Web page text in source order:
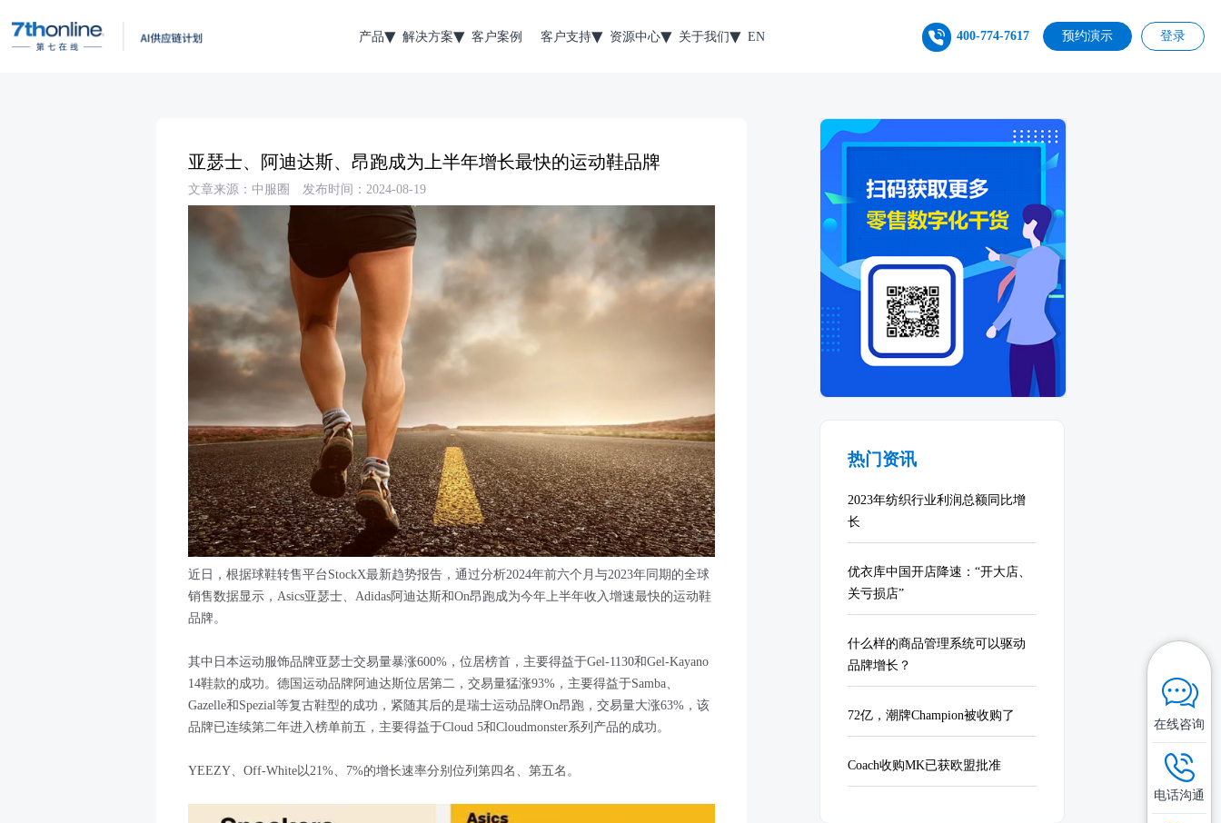
产品 解决方案 客户案例 客户支持 资源中心 关于我们 EN 400-774-7617 预约演示 登录
亚瑟士、阿迪达斯、昂跑成为上半年增长最快的运动鞋品牌
文章来源：中服圈 发布时间：2024-08-19
近日，根据球鞋转售平台StockX最新趋势报告，通过分析2024年前六个月与2023年同期的全球
销售数据显示，Asics亚瑟士、Adidas阿迪达斯和On昂跑成为今年上半年收入增速最快的运动鞋
品牌。
其中日本运动服饰品牌亚瑟士交易量暴涨600%，位居榜首，主要得益于Gel-1130和Gel-Kayano
14鞋款的成功。德国运动品牌阿迪达斯位居第二，交易量猛涨93%，主要得益于Samba、
Gazelle和Spezial等复古鞋型的成功，紧随其后的是瑞士运动品牌On昂跑，交易量大涨63%，该
品牌已连续第二年进入榜单前五，主要得益于Cloud 5和Cloudmonster系列产品的成功。
YEEZY、Off-White以21%、7%的增长速率分别位列第四名、第五名。
热门资讯
2023年纺织行业利润总额同比增
长
优衣库中国开店降速：“开大店、
关亏损店”
什么样的商品管理系统可以驱动
品牌增长？
72亿，潮牌Champion被收购了
Coach收购MK已获欧盟批准
在线咨询
电话沟通